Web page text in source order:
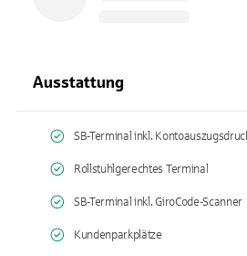
Ausstattung
SB-Terminal inkl.
Rollstuhlgerechtes Terminal
SB-Terminal inkl. GiroCode-Scanner
Kundenparkplätze